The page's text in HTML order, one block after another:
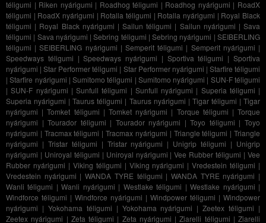
téligumi | Riken nyárigumi | Roadhog téligumi | Roadhog nyárigumi | RoadX
téligumi | RoadX nyárigumi | Rotalla téligumi | Rotalla nyárigumi | Royal Black
téligumi | Royal Black nyárigumi |Sailun téligumi | Sailun nyárigumi |Sava
téligumi | Sava nyárigumi |Sebring téligumi |Sebring nyárigumi |SEIBERLING
téligumi |SEIBERLING nyárigumi |Semperit téligumi | Semperit nyárigumi |
Speedways téligumi |Speedways nyárigumi | Sportiva téligumi |Sportiva
nyárigumi |Star Performer téligumi | Star Performer nyárigumi | Starfire téligumi
|Starfire nyárigumi |Sumitomo téligumi | Sumitomo nyárigumi | SUN-F téligumi
|SUN-F nyárigumi | Sunfull téligumi | Sunfull nyárigumi | Superia téligumi |
Superia nyárigumi |Taurus téligumi | Taurus nyárigumi | Tigar téligumi |Tigar
nyárigumi |Tomket téligumi | Tomket nyárigumi | Torque téligumi |Torque
nyárigumi |Tourador téligumi | Tourador nyárigumi |Toyo téligumi |Toyo
nyárigumi | Tracmax téligumi |Tracmax nyárigumi | Triangle téligumi |Triangle
nyárigumi | Tristar téligumi | Tristar nyárigumi | Unigrip téligumi | Unigrip
nyárigumi | Uniroyal téligumi | Uniroyal nyárigumi |Vee Rubber téligumi |Vee
Rubber nyárigumi | Viking téligumi | Viking nyárigumi |Vredestein téligumi |
Vredestein nyárigumi |WANDA TYRE téligumi | WANDA TYRE nyárigumi |
Wanli téligumi |Wanli nyárigumi | Westlake téligumi |Westlake nyárigumi |
Windforce téligumi | Windforce nyárigumi | Windpower téligumi | Windpower
nyárigumi | Yokohama téligumi | Yokohama nyárigumi |Zeetex téligumi |
Zeetex nyárigumi | Zeta téligumi | Zeta nyárigumi |Ziarelli téligumi | Ziarelli